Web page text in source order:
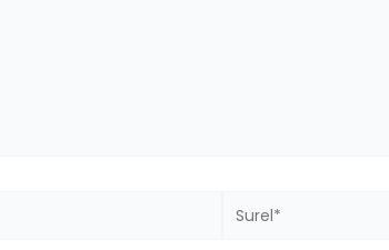
Surel*